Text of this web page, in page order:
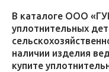
В каталоге ООО
уплотнительных
наличии изделия
купите